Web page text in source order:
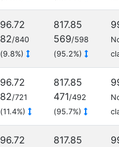
96.72
82/840
(9.8%)
817.85
569/598
(95.2%)
96.72
82/721
(11.4%)
817.85
471/492
(95.7%)
96.72
817.85